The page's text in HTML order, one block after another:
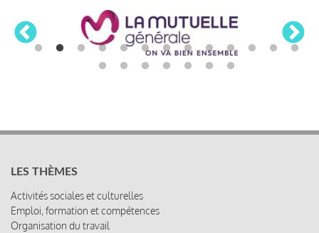
LES THÈMES
Activités sociales et culturelles
Emploi, formation et compétences
Organisation du travail